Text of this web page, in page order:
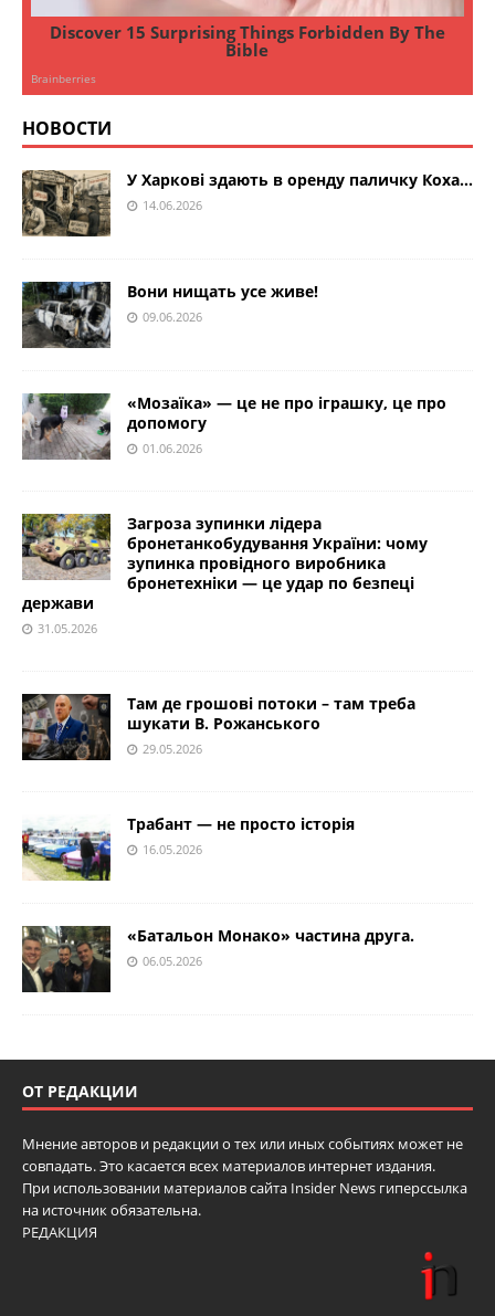
НОВОСТИ
У Харкові здають в оренду паличку Коха…
14.06.2026
Вони нищать усе живе!
09.06.2026
«Мозаїка» — це не про іграшку, це про
допомогу
01.06.2026
Загроза зупинки лідера
бронетанкобудування України: чому
зупинка провідного виробника
бронетехніки — це удар по безпеці
держави
31.05.2026
Там де грошові потоки – там треба
шукати В. Рожанського
29.05.2026
Трабант — не просто історія
16.05.2026
«Батальон Монако» частина друга.
06.05.2026
ОТ РЕДАКЦИИ
Мнение авторов и редакции о тех или иных событиях может не
совпадать. Это касается всех материалов интернет издания.
При использовании материалов сайта Insider News гиперссылка
на источник обязательна.
РЕДАКЦИЯ